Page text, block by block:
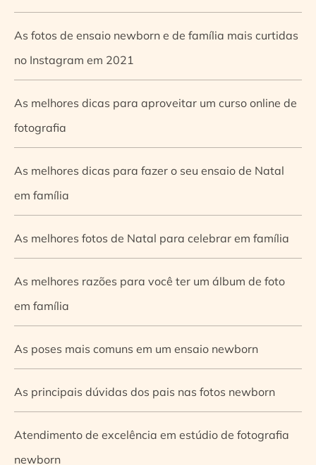
As fotos de ensaio newborn e de família mais curtidas
no Instagram em 2021
As melhores dicas para aproveitar um curso online de
fotografia
As melhores dicas para fazer o seu ensaio de Natal
em família
As melhores fotos de Natal para celebrar em família
As melhores razões para você ter um álbum de foto
em família
As poses mais comuns em um ensaio newborn
As principais dúvidas dos pais nas fotos newborn
Atendimento de excelência em estúdio de fotografia
newborn